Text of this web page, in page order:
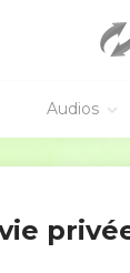
Audios
DE